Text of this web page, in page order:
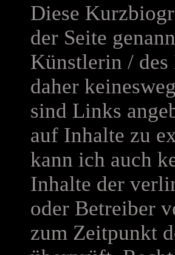
Diese
der Seite
Künstlerin / des
daher
sind Links
auf Inhalte zu
kann ich auch
Inhalte der
oder Betreiber
zum Zeitpunkt